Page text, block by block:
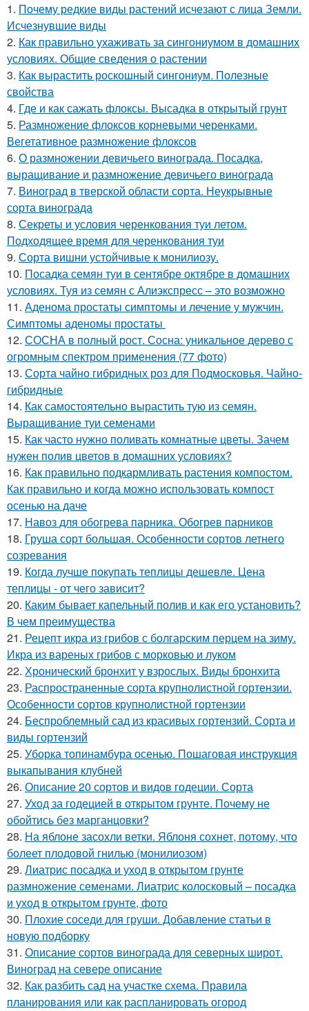
1. Почему редкие виды растений исчезают с лица Земли.
Исчезнувшие виды
2. Как правильно ухаживать за сингониумом в домашних
условиях. Общие сведения о растении
3. Как вырастить роскошный сингониум. Полезные
свойства
4. Где и как сажать флоксы. Высадка в открытый грунт
5. Размножение флоксов корневыми черенками.
Вегетативное размножение флоксов
6. О размножении девичьего винограда. Посадка,
выращивание и размножение девичьего винограда
7. Виноград в тверской области сорта. Неукрывные
сорта винограда
8. Секреты и условия черенкования туи летом.
Подходящее время для черенкования туи
9. Сорта вишни устойчивые к монилиозу.
10. Посадка семян туи в сентябре октябре в домашних
условиях. Туя из семян с Алиэкспресс – это возможно
11. Аденома простаты симптомы и лечение у мужчин.
Симптомы аденомы простаты
12. СОСНА в полный рост. Сосна: уникальное дерево с
огромным спектром применения (77 фото)
13. Сорта чайно гибридных роз для Подмосковья. Чайно-
гибридные
14. Как самостоятельно вырастить тую из семян.
Выращивание туи семенами
15. Как часто нужно поливать комнатные цветы. Зачем
нужен полив цветов в домашних условиях?
16. Как правильно подкармливать растения компостом.
Как правильно и когда можно использовать компост
осенью на даче
17. Навоз для обогрева парника. Обогрев парников
18. Груша сорт большая. Особенности сортов летнего
созревания
19. Когда лучше покупать теплицы дешевле. Цена
теплицы - от чего зависит?
20. Каким бывает капельный полив и как его установить?
В чем преимущества
21. Рецепт икра из грибов с болгарским перцем на зиму.
Икра из вареных грибов с морковью и луком
22. Хронический бронхит у взрослых. Виды бронхита
23. Распространенные сорта крупнолистной гортензии.
Особенности сортов крупнолистной гортензии
24. Беспроблемный сад из красивых гортензий. Сорта и
виды гортензий
25. Уборка топинамбура осенью. Пошаговая инструкция
выкапывания клубней
26. Описание 20 сортов и видов годеции. Сорта
27. Уход за годецией в открытом грунте. Почему не
обойтись без марганцовки?
28. На яблоне засохли ветки. Яблоня сохнет, потому, что
болеет плодовой гнилью (монилиозом)
29. Лиатрис посадка и уход в открытом грунте
размножение семенами. Лиатрис колосковый – посадка
и уход в открытом грунте, фото
30. Плохие соседи для груши. Добавление статьи в
новую подборку
31. Описание сортов винограда для северных широт.
Виноград на севере описание
32. Как разбить сад на участке схема. Правила
планирования или как распланировать огород